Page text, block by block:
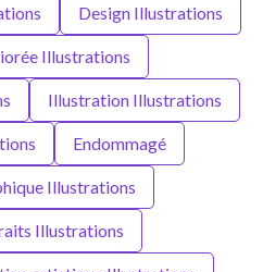
Design Illustrations
Illustrations
Illustration Illustrations
Endommagé
Illustrations
Illustrations